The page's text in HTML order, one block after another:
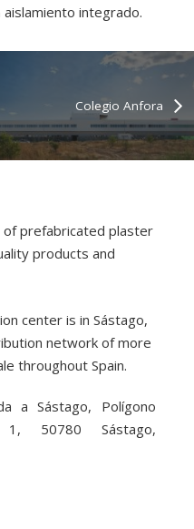
aislamiento integrado.
Colegio Anfora
of prefabricated plaster
products and
center is in Sástago,
network of more
throughout Spain.
a Sástago, Polígono
1, 50780 Sástago,